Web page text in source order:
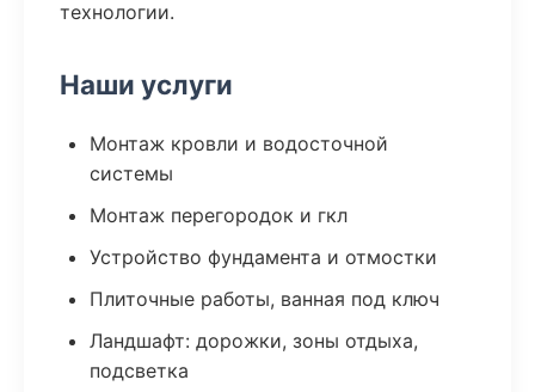
технологии.
Наши услуги
Монтаж кровли и водосточной
системы
Монтаж перегородок и гкл
Устройство фундамента и отмостки
Плиточные работы, ванная под ключ
Ландшафт: дорожки, зоны отдыха,
подсветка